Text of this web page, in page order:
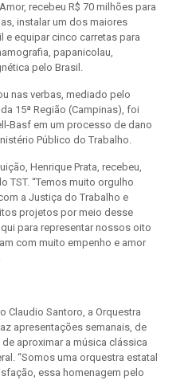
recebeu R$ 70 milhões para
instalar um dos maiores
equipar cinco carretas para
papanicolau,
pelo Brasil.
nas verbas, mediado pelo
15ª Região (Campinas), foi
Basf em um processo de dano
Público do Trabalho.
Henrique Prata, recebeu,
TST. “Temos muito orgulho
a Justiça do Trabalho e
projetos por meio desse
para representar nossos oito
com muito empenho e amor
Claudio Santoro, a Orquestra
apresentações semanais, de
aproximar a música clássica
“Somos uma orquestra estatal
essa homenagem pelo